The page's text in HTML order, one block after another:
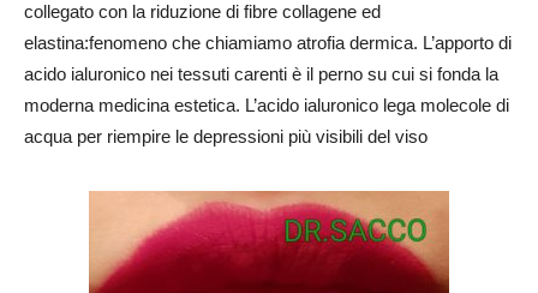
collegato con la riduzione di fibre collagene ed
elastina:fenomeno che chiamiamo atrofia dermica. L’apporto di
acido ialuronico nei tessuti carenti è il perno su cui si fonda la
moderna medicina estetica. L’acido ialuronico lega molecole di
acqua per riempire le depressioni più visibili del viso